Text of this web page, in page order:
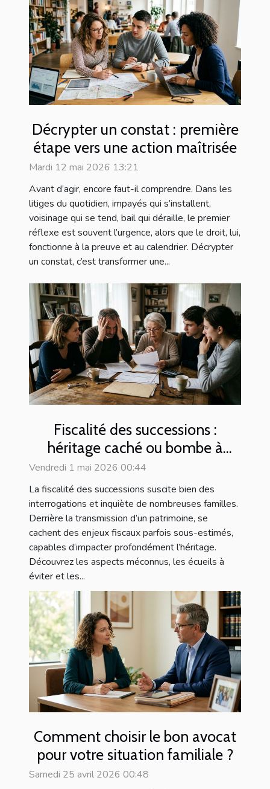
Décrypter un constat : première
étape vers une action maîtrisée
Mardi 12 mai 2026 13:21
Avant d’agir, encore faut-il comprendre. Dans les
litiges du quotidien, impayés qui s’installent,
voisinage qui se tend, bail qui déraille, le premier
réflexe est souvent l’urgence, alors que le droit, lui,
fonctionne à la preuve et au calendrier. Décrypter
un constat, c’est transformer une...
Fiscalité des successions :
héritage caché ou bombe à
retardement pour les familles ?
Vendredi 1 mai 2026 00:44
La fiscalité des successions suscite bien des
interrogations et inquiète de nombreuses familles.
Derrière la transmission d’un patrimoine, se
cachent des enjeux fiscaux parfois sous-estimés,
capables d’impacter profondément l’héritage.
Découvrez les aspects méconnus, les écueils à
éviter et les...
Comment choisir le bon avocat
pour votre situation familiale ?
Samedi 25 avril 2026 00:48